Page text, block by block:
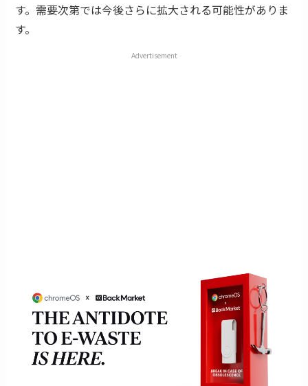
す。需要次第では今後さらに拡大される可能性がありま
す。
Advertisement